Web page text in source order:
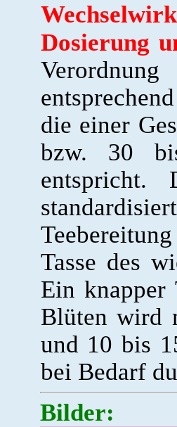
Dosierung
die einer
bzw. 30
entspricht.
Tasse des
Ein
Blüten wird
und 10 bis
bei Bedarf
Bilder: